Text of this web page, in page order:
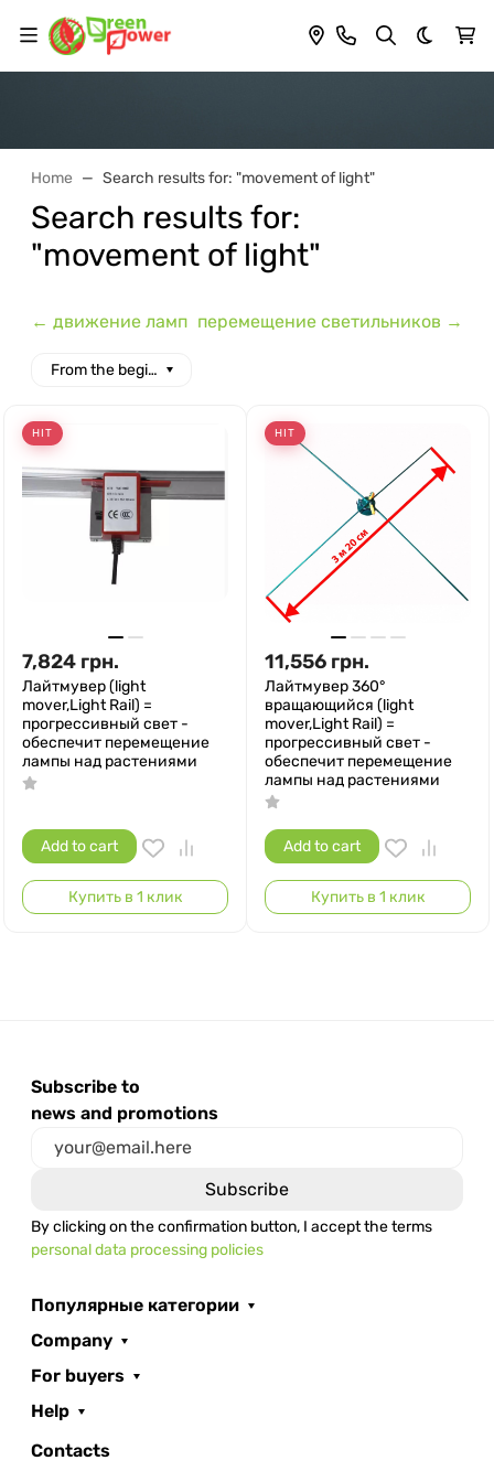
Dark
Home Search results for: "movement of light"
Search results for:
"movement of light"
перемещение светильников →
← движение ламп
From the beginning of the alphabet
HIT
7,824 грн.
Лайтмувер (light
mover,Light Rail) =
прогрессивный свет -
обеспечит перемещение
лампы над растениями
Add to cart
Купить в 1 клик
HIT
11,556 грн.
Лайтмувер 360°
вращающийся (light
mover,Light Rail) =
прогрессивный свет -
обеспечит перемещение
лампы над растениями
Add to cart
Купить в 1 клик
Subscribe to
news and promotions
By clicking on the confirmation button, I accept the terms
personal data processing policies
Популярные категории
Company
For buyers
Help
Contacts